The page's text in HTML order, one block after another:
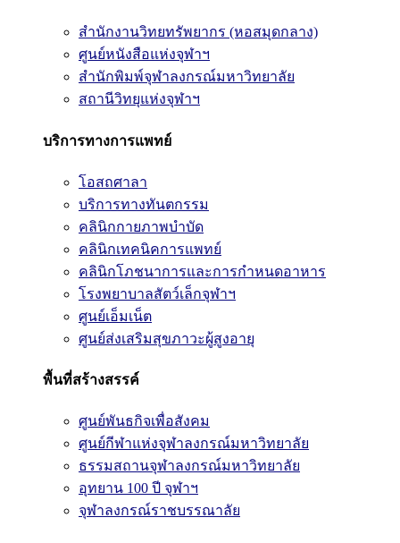
สำนักงานวิทยทรัพยากร (หอสมุดกลาง)
ศูนย์หนังสือแห่งจุฬาฯ
สำนักพิมพ์จุฬาลงกรณ์มหาวิทยาลัย
สถานีวิทยุแห่งจุฬาฯ
บริการทางการแพทย์
โอสถศาลา
บริการทางทันตกรรม
คลินิกกายภาพบำบัด
คลินิกเทคนิคการแพทย์
คลินิกโภชนาการและการกำหนดอาหาร
โรงพยาบาลสัตว์เล็กจุฬาฯ
ศูนย์เอ็มเน็ต
ศูนย์ส่งเสริมสุขภาวะผู้สูงอายุ
พื้นที่สร้างสรรค์
ศูนย์พันธกิจเพื่อสังคม
ศูนย์กีฬาแห่งจุฬาลงกรณ์มหาวิทยาลัย
ธรรมสถานจุฬาลงกรณ์มหาวิทยาลัย
อุทยาน 100 ปี จุฬาฯ
จุฬาลงกรณ์ราชบรรณาลัย